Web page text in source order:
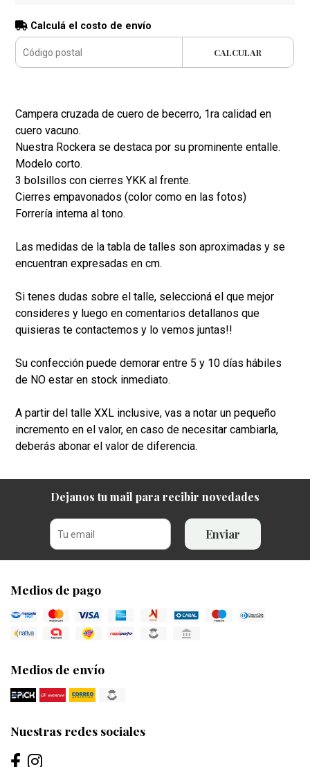
Calculá el costo de envío
CALCULAR
Campera cruzada de cuero de becerro, 1ra calidad en
cuero vacuno.
Nuestra Rockera se destaca por su prominente entalle.
Modelo corto.
3 bolsillos con cierres YKK al frente.
Cierres empavonados (color como en las fotos)
Forrería interna al tono.
Las medidas de la tabla de talles son aproximadas y se
encuentran expresadas en cm.
Si tenes dudas sobre el talle, seleccioná el que mejor
consideres y luego en comentarios detallanos que
quisieras te contactemos y lo vemos juntas!!
Su confección puede demorar entre 5 y 10 días hábiles
de NO estar en stock inmediato.
A partir del talle XXL inclusive, vas a notar un pequeño
incremento en el valor, en caso de necesitar cambiarla,
deberás abonar el valor de diferencia.
Dejanos tu mail para recibir novedades
Enviar
Medios de pago
Medios de envío
Nuestras redes sociales